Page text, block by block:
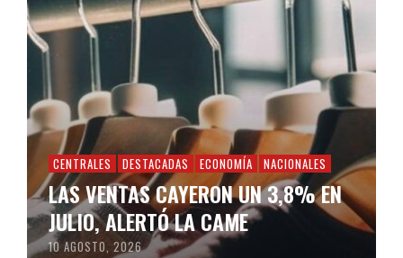
CENTRALES DESTACADAS ECONOMÍA NACIONALES
LAS VENTAS CAYERON UN 3,8% EN
JULIO, ALERTÓ LA CAME
10 AGOSTO, 2026